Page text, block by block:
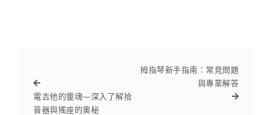
電吉他的靈魂—深入了解拾
音器與搖座的奧秘
拇指琴新手指南：常見問題
與專業解答